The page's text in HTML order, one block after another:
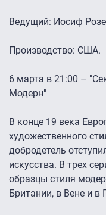
Ведущий: Иосиф
Производство: США.
6 марта в 21:00 –
Модерн"
В конце 19 века
художественного
добродетель
искусства. В трех
образцы стиля
Британии, в Вене и в